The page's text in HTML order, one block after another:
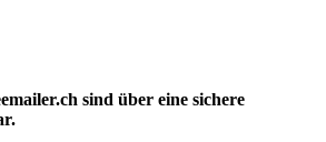
sind über eine sichere